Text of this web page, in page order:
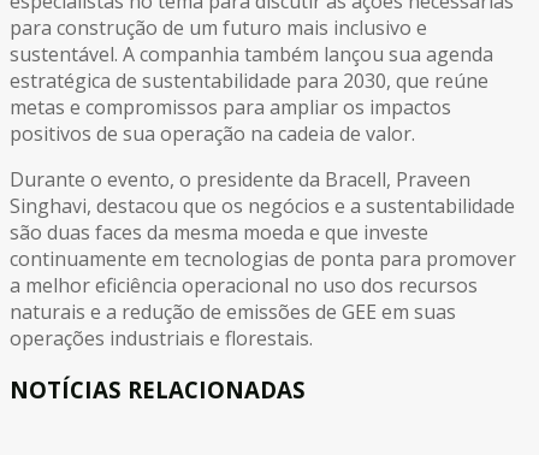
para construção de um futuro mais inclusivo e
sustentável. A companhia também lançou sua agenda
estratégica de sustentabilidade para 2030, que reúne
metas e compromissos para ampliar os impactos
positivos de sua operação na cadeia de valor.
Durante o evento, o presidente da Bracell, Praveen
Singhavi, destacou que os negócios e a sustentabilidade
são duas faces da mesma moeda e que investe
continuamente em tecnologias de ponta para promover
a melhor eficiência operacional no uso dos recursos
naturais e a redução de emissões de GEE em suas
operações industriais e florestais.
NOTÍCIAS RELACIONADAS